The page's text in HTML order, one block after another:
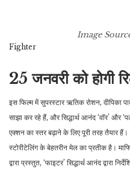
Image
Fighter
25 जनवरी को होगी
इस फिल्म में सुपरस्टार ऋतिक रोशन, दीपिका
साझा कर रहे हैं, और सिद्धार्थ आनंद ‘वॉर’ और
एक्शन का स्तर बढ़ाने के लिए पूरी तरह तैयार
स्टोरीटेलिंग के बेहतरीन मेल का प्रतीक है।
द्वारा प्रस्तुत, ‘फाइटर’ सिद्धार्थ आनंद द्वारा